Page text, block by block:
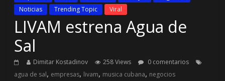
Noticias
Trending Topic Viral
LIVAM estrena Agua de
Sal
Dimitar Kostadinov 258 Views
0 comentarios
agua de sal, empresas, livam, musica cubana, negocios